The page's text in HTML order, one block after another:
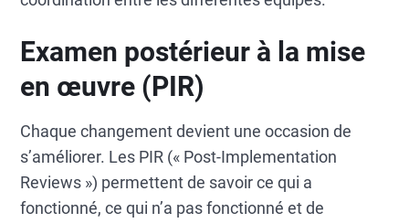
Examen postérieur à la mise
en œuvre (PIR)
Chaque changement devient une occasion de
s’améliorer. Les PIR (« Post-Implementation
Reviews ») permettent de savoir ce qui a
fonctionné, ce qui n’a pas fonctionné et de